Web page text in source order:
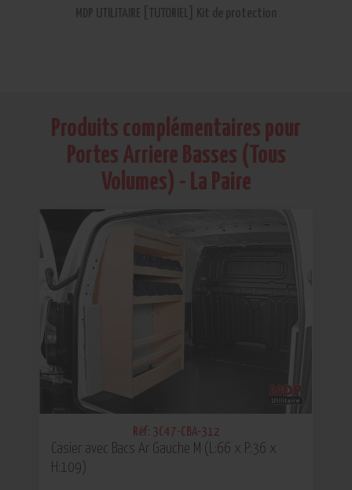
MDP UTILITAIRE [TUTORIEL] Kit de protection
Produits complémentaires pour
Portes Arriere Basses (Tous
Volumes) - La Paire
Réf: 3C47-CBA-312
Casier avec Bacs Ar Gauche M (L:66 x P:36 x
H:109)